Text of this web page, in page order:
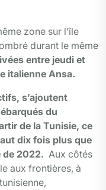
zone sur l’île
durant le même
entre jeudi et
italienne Ansa.
s’ajoutent
du
de la Tunisie, ce
dix fois plus que
de 2022. Aux côtés
aux frontières, à